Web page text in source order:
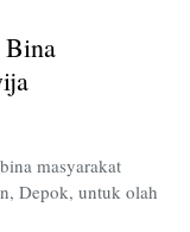
Bina
masyarakat
Depok, untuk olah